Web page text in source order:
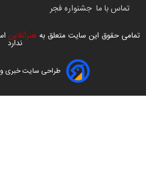
تماس با ما جشنواره فجر
تمامی حقوق این سایت متعلق به هنرآنلاین
ندارد
طراحی سایت خبری و